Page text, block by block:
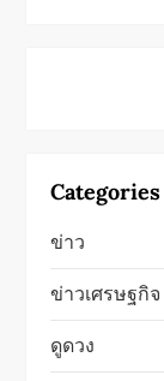
Categories
ข่าว
ข่าวเศรษฐกิจ
ดูดวง